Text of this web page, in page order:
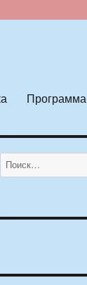
Программа
Искать: